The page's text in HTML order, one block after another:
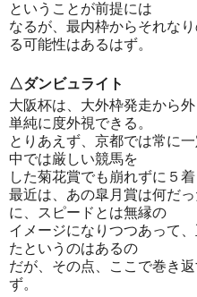
ということが前提には
なるが、最内枠からそれな
る可能性はあるはず。
△ダンビュライト
大阪杯は、大外枠発走から
単純に度外視できる。
とりあえず、京都では常に
中では厳しい競馬を
した菊花賞でも崩れずに５
最近は、あの皐月賞は何だ
に、スピードとは無縁の
イメージになりつつあって
たというのはあるの
だが、その点、ここで巻き
ず。